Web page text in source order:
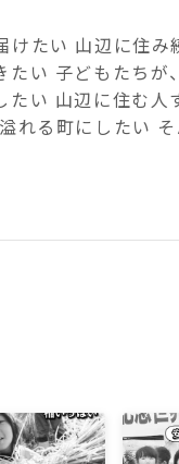
けたい 山辺に住み
い 子どもたちが
い 山辺に住む人
れる町にしたい